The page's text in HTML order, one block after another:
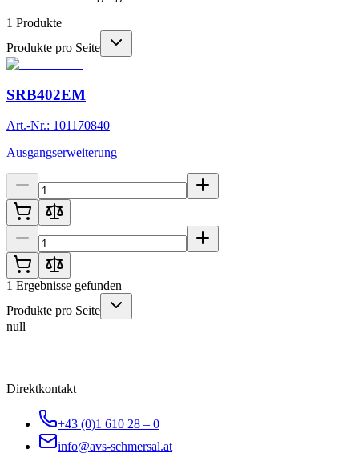
1 Produkte
Produkte pro Seite
SRB402EM
Art.-Nr.: 101170840
Ausgangserweiterung
1 Ergebnisse gefunden
Produkte pro Seite
null
Direktkontakt
+43 (0)1 610 28 – 0
info@avs-schmersal.at